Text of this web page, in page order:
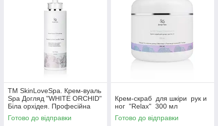
ТМ SkinLoveSpa. Крем-вуаль
Spa Догляд "WHITE ORСHID"
Біла орхідея. Професійна
лінія 500 мл
Готово до відправки
Крем-скраб для шкіри рук и
ног "Relax" 300 мл
Готово до відправки